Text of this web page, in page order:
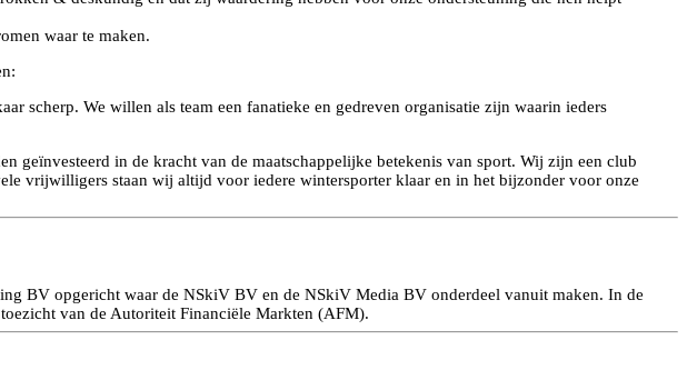
waar te maken.
scherp. We willen als team een fanatieke en gedreven organisatie zijn waarin ieders
geïnvesteerd in de kracht van de maatschappelijke betekenis van sport. Wij zijn een club
vrijwilligers staan wij altijd voor iedere wintersporter klaar en in het bijzonder voor onze
BV opgericht waar de NSkiV BV en de NSkiV Media BV onderdeel vanuit maken. In de
van de Autoriteit Financiële Markten (AFM).